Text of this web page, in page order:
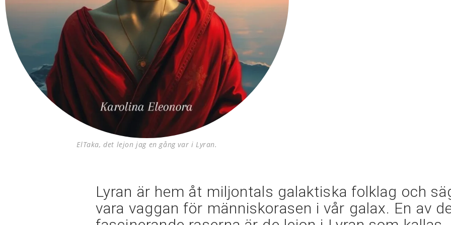
ElTaka, det lejon jag en gång var i Lyran.
Lyran är hem åt miljontals galaktiska folklag och
vara vaggan för människorasen i vår galax. En av